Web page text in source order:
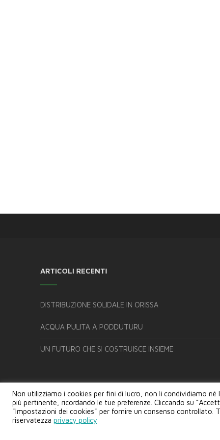
ARTICOLI RECENTI
DISTRIBUZIONE SOLIDALE IN ORISSA
ACQUA PULITA A PODDUTURU
UN FUTURO CHE SI COSTRUISCE INSIEME
Non utilizziamo i cookies per fini di lucro, non li condividiamo
più pertinente, ricordando le tue preferenze. Cliccando su
"Impostazioni dei cookies" per fornire un consenso controllato.
riservatezza privacy policy